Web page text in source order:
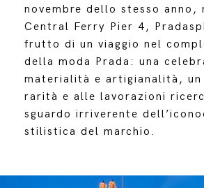
novembre dello stesso anno,
Central Ferry Pier 4,
frutto di un viaggio nel
della moda Prada: una
materialità e artigianalità, un
rarità e alle lavorazioni
sguardo irriverente
stilistica del marchio.